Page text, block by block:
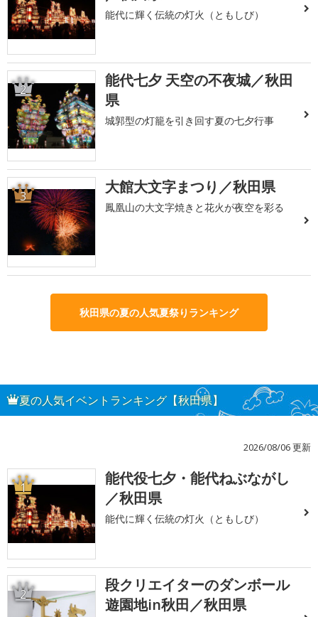
能代に輝く伝統の灯火（ともしび）
2
能代七夕 天空の不夜城／秋田
県
城郭型の灯籠を引き回す夏の七夕行事
3 大館大文字まつり／秋田県
鳳凰山の大文字焼きと花火が夜空を彩る
秋田県の夏の人気夏祭りランキング
夏の人気イベントランキング【秋田県】
2026/08/06 更新
1
能代役七夕・能代ねぶながし
／秋田県
能代に輝く伝統の灯火（ともしび）
2
段クリエイターのダンボール
遊園地in秋田／秋田県